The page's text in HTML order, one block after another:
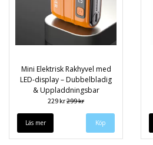
Mini Elektrisk Rakhyvel med
LED-display – Dubbelbladig
& Uppladdningsbar
229 kr299 kr
Läs mer Köp